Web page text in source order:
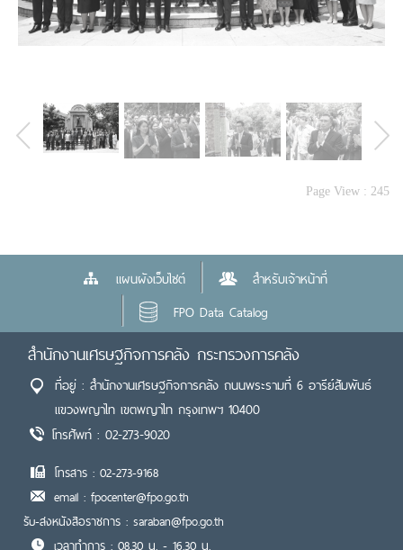
Page View : 245
แผนผังเว็บไซต์
สำหรับเจ้าหน้าที่
FPO Data Catalog
สำนักงานเศรษฐกิจการคลัง กระทรวงการคลัง
ที่อยู่ : สำนักงานเศรษฐกิจการคลัง ถนนพระรามที่ 6 อารีย์สัมพันธ์
แขวงพญาไท เขตพญาไท กรุงเทพฯ 10400
โทรศัพท์ : 02-273-9020
โทรสาร : 02-273-9168
email : fpocenter@fpo.go.th
รับ-ส่งหนังสือราชการ : saraban@fpo.go.th
เวลาทำการ : 08.30 น. - 16.30 น.